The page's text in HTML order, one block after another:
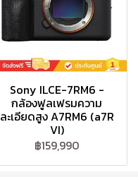
Sony ILCE-7RM6 -
กล้องฟูลเฟรมความ
ละเอียดสูง A7RM6 (a7R
VI)
฿159,990